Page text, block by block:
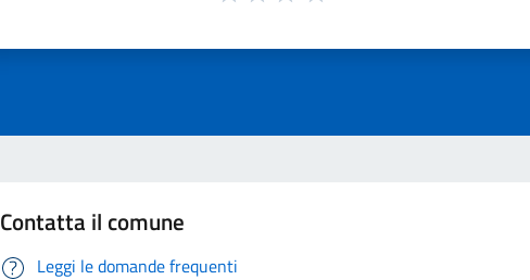
Contatta il comune
Leggi le domande frequenti